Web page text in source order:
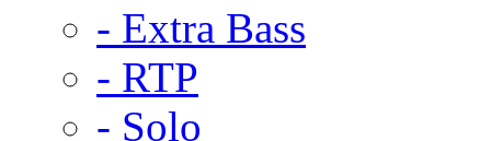
- Extra Bass
- RTP
- Solo